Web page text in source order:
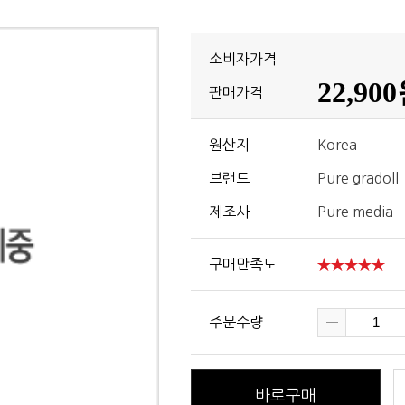
소비자가격
판매가격 22,900
원산지 Korea
브랜드 Pure gradoll
제조사 Pure media
구매만족도
주문수량
바로구매